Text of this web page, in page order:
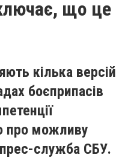
що це
кілька версій
боєприпасів
про можливу
прес-служба СБУ.